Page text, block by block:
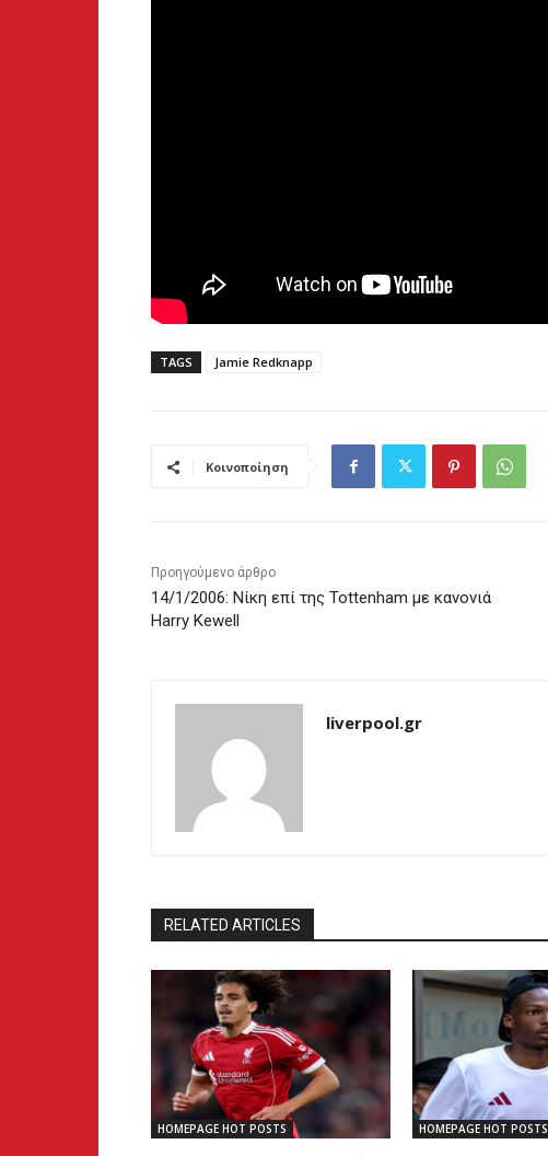
TAGS Jamie Redknapp
Κοινοποίηση
Προηγούμενο άρθρο
14/1/2006: Νίκη επί της Tottenham με κανονιά
Harry Kewell
liverpool.gr
RELATED ARTICLES
HOMEPAGE HOT POSTS HOMEPAGE HOT POSTS